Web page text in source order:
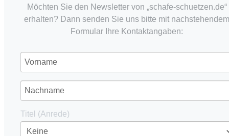
Möchten Sie den Newsletter von „schafe-schuetzen.de“
erhalten? Dann senden Sie uns bitte mit nachstehendem
Formular Ihre Kontaktangaben:
Titel (Anrede)